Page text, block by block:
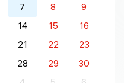
7 8
9
14 15
16
21 22
23
28 29
30